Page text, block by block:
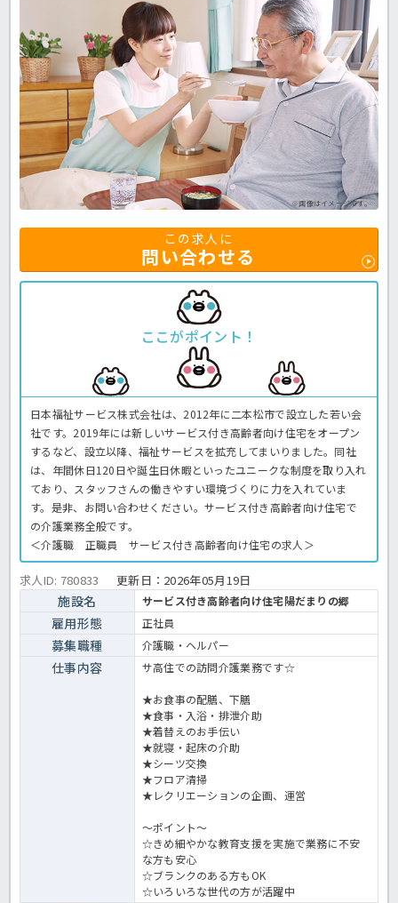
※画像はイメージです。
この求人に
問い合わせる
ここがポイント！
日本福祉サービス株式会社は、2012年に二本松市で設立した若い会
社です。2019年には新しいサービス付き高齢者向け住宅をオープン
するなど、設立以降、福祉サービスを拡充してまいりました。同社
は、年間休日120日や誕生日休暇といったユニークな制度を取り入れ
ており、スタッフさんの働きやすい環境づくりに力を入れていま
す。是非、お問い合わせください。サービス付き高齢者向け住宅で
の介護業務全般です。
＜介護職 正職員 サービス付き高齢者向け住宅の求人＞
求人ID: 780833 更新日： 2026年05月19日
施設名 サービス付き高齢者向け住宅陽だまりの郷
雇用形態 正社員
募集職種 介護職・ヘルパー
仕事内容 サ高住での訪問介護業務です☆
★お食事の配膳、下膳
★食事・入浴・排泄介助
★着替えのお手伝い
★就寝・起床の介助
★シーツ交換
★フロア清掃
★レクリエーションの企画、運営
～ポイント～
☆きめ細やかな教育支援を実施で業務に不安
な方も安心
☆ブランクのある方もOK
☆いろいろな世代の方が活躍中